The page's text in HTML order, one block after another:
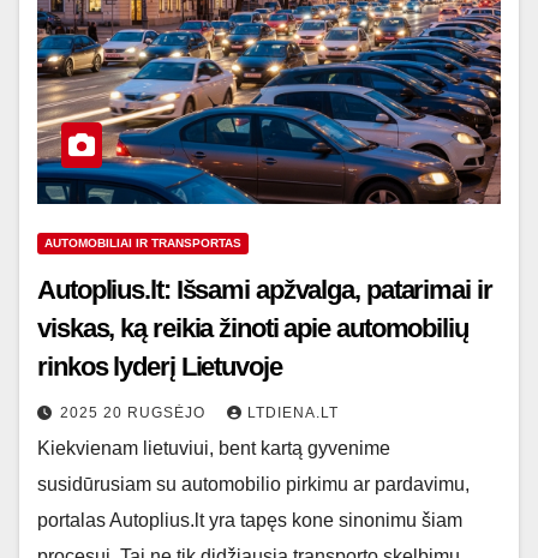
AUTOMOBILIAI IR TRANSPORTAS
Autoplius.lt: Išsami apžvalga, patarimai ir
viskas, ką reikia žinoti apie automobilių
rinkos lyderį Lietuvoje
2025 20 RUGSĖJO LTDIENA.LT
Kiekvienam lietuviui, bent kartą gyvenime
susidūrusiam su automobilio pirkimu ar pardavimu,
portalas Autoplius.lt yra tapęs kone sinonimu šiam